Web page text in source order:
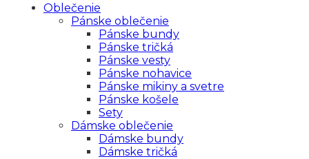
Oblečenie
Pánske oblečenie
Pánske bundy
Pánske tričká
Pánske vesty
Pánske nohavice
Pánske mikiny a svetre
Pánske košele
Sety
Dámske oblečenie
Dámske bundy
Dámske tričká